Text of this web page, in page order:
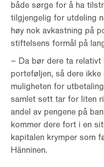
både sørge for å ha
tilgjengelig for utdeling
høy nok avkastning på
stiftelsens formål på
– Da bør dere ta relativt
porteføljen, så dere
muligheten for
samlet sett tar for liten
andel av pengene på
kommer dere fort i en
kapitalen krymper som
Hänninen.